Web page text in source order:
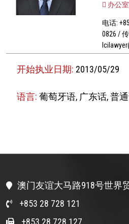
办公
电话:
0826 /
开始执业日期: 2013/05/29
语言:葡萄牙语, 广东话, 普
澳门友谊大马路918号世界
+853 28 728 121
+853 28 728 127